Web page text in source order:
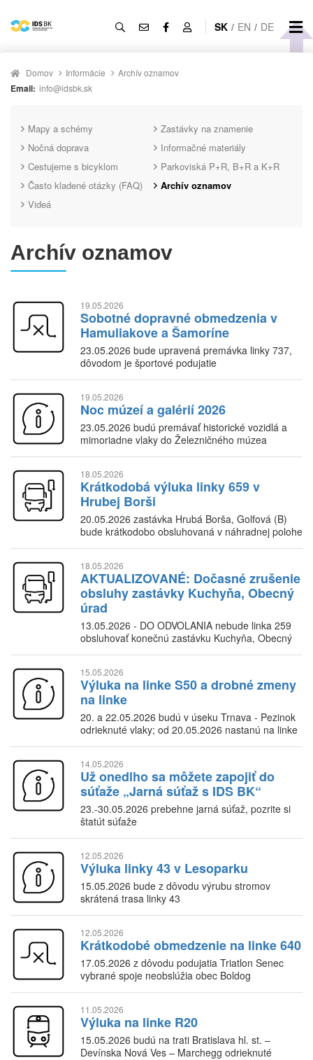
SK / EN / DE
Domov Informácie Archív oznamov
Email: info@idsbk.sk
Mapy a schémy
Zastávky na znamenie
Nočná doprava
Informačné materiály
Cestujeme s bicyklom
Parkoviská P+R, B+R a K+R
Často kladené otázky (FAQ)
Archív oznamov
Videá
Archív oznamov
19.05.2026
Sobotné dopravné obmedzenia v
Hamuliakove a Šamoríne
23.05.2026 bude upravená premávka linky 737,
dôvodom je športové podujatie
19.05.2026
Noc múzeí a galérií 2026
23.05.2026 budú premávať historické vozidlá a
mimoriadne vlaky do Železničného múzea
18.05.2026
Krátkodobá výluka linky 659 v
Hrubej Borši
20.05.2026 zastávka Hrubá Borša, Golfová (B)
bude krátkodobo obsluhovaná v náhradnej polohe
18.05.2026
AKTUALIZOVANÉ: Dočasné zrušenie
obsluhy zastávky Kuchyňa, Obecný
úrad
13.05.2026 - DO ODVOLANIA nebude linka 259
obsluhovať konečnú zastávku Kuchyňa, Obecný
15.05.2026
Výluka na linke S50 a drobné zmeny
na linke
20. a 22.05.2026 budú v úseku Trnava - Pezinok
odrieknuté vlaky; od 20.05.2026 nastanú na linke
14.05.2026
Už onedlho sa môžete zapojiť do
súťaže „Jarná súťaž s IDS BK“
23.-30.05.2026 prebehne jarná súťaž, pozrite si
štatút súťaže
12.05.2026
Výluka linky 43 v Lesoparku
15.05.2026 bude z dôvodu výrubu stromov
skrátená trasa linky 43
12.05.2026
Krátkodobé obmedzenie na linke 640
17.05.2026 z dôvodu podujatia Triatlon Senec
vybrané spoje neobslúžia obec Boldog
11.05.2026
Výluka na linke R20
15.05.2026 budú na trati Bratislava hl. st. –
Devínska Nová Ves – Marchegg odrieknuté